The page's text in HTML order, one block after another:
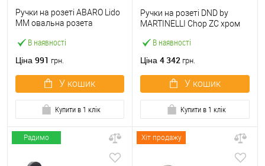
В наявності
Ручки на розеті ABARO Lido
MM овальна розета
Ціна 991 грн.
У кошик
Купити в 1 клік
В наявності
Ручки на розеті DND by
MARTINELLI Chop ZC хром
Ціна 4 342 грн.
У кошик
Купити в 1 клік
Радимо Хіт продажу